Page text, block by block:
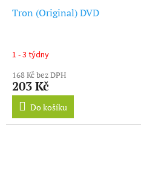
Tron (Original) DVD
1 - 3 týdny
168 Kč bez DPH
203 Kč
Do košíku